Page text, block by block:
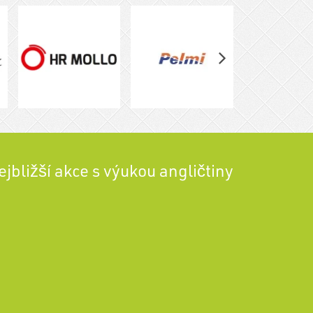
akce s výukou angličtiny